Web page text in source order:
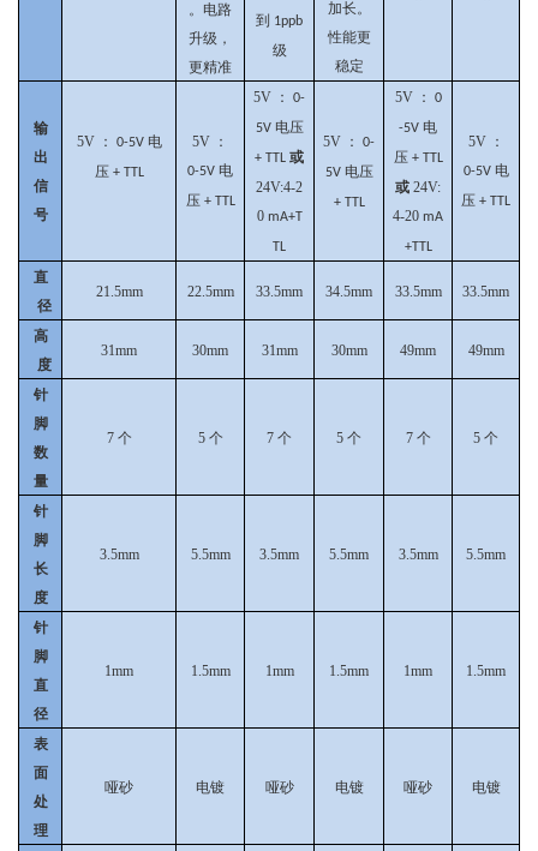
。电路
升级，
更精准
到 1ppb
级
加长。
性能更
稳定
输
出
信
号
5V ： 0-5V 电
压 + TTL
5V ：
0-5V 电
压 + TTL
5V ： 0-
5V 电压
+ TTL 或
24V:4-2
0 mA+T
TL
5V ： 0-
5V 电压
+ TTL
5V ： 0
-5V 电
压 + TTL
或 24V:
4-20 mA
+TTL
5V ：
0-5V 电
压 + TTL
直
径
21.5mm 22.5mm 33.5mm 34.5mm 33.5mm 33.5mm
高
度
31mm 30mm 31mm 30mm 49mm 49mm
针
脚
数
量
7 个 5 个 7 个 5 个 7 个 5 个
针
脚
长
度
3.5mm 5.5mm 3.5mm 5.5mm 3.5mm 5.5mm
针
脚
直
径
1mm 1.5mm 1mm 1.5mm 1mm 1.5mm
表
面
处
理
哑砂 电镀 哑砂 电镀 哑砂 电镀